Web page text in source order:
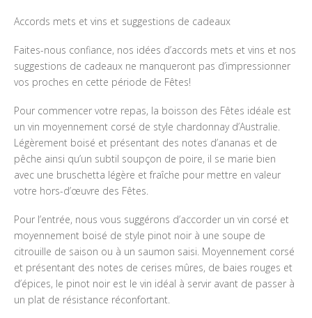
Accords mets et vins et suggestions de cadeaux
Faites-nous confiance, nos idées d’accords mets et vins et nos
suggestions de cadeaux ne manqueront pas d’impressionner
vos proches en cette période de Fêtes!
Pour commencer votre repas, la boisson des Fêtes idéale est
un vin moyennement corsé de style chardonnay d’Australie.
Légèrement boisé et présentant des notes d’ananas et de
pêche ainsi qu’un subtil soupçon de poire, il se marie bien
avec une bruschetta légère et fraîche pour mettre en valeur
votre hors-d’œuvre des Fêtes.
Pour l’entrée, nous vous suggérons d’accorder un vin corsé et
moyennement boisé de style pinot noir à une soupe de
citrouille de saison ou à un saumon saisi. Moyennement corsé
et présentant des notes de cerises mûres, de baies rouges et
d’épices, le pinot noir est le vin idéal à servir avant de passer à
un plat de résistance réconfortant.